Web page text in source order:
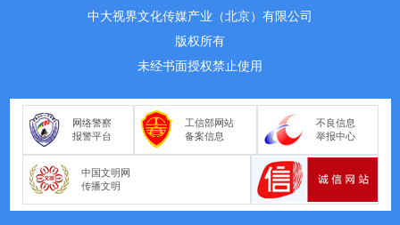
中大视界文化传媒产业（北京）有限公司
版权所有
未经书面授权禁止使用
网络警察
报警平台
工信部网站
备案信息
不良信息
举报中心
中国文明网
传播文明